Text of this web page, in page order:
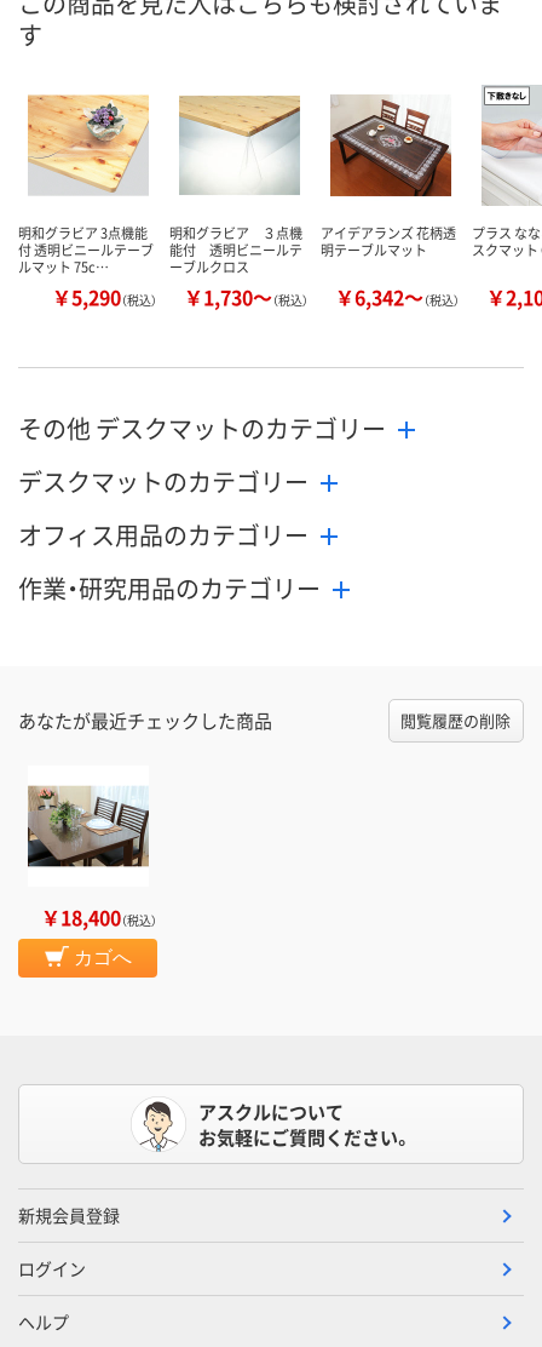
す
明和グラビア 3点機能
付 透明ビニールテーブ
ルマット 75c…
￥5,290（税込）
明和グラビア ３点機
能付 透明ビニールテ
ーブルクロス
￥1,730～（税込）
アイデアランズ 花柄透
明テーブルマット
￥6,342～（税込）
プラス な
スクマッ
￥
その他 デスクマットのカテゴリー
デスクマットのカテゴリー
オフィス用品のカテゴリー
作業・研究用品のカテゴリー
あなたが最近チェックした商品 閲覧履歴の削除
￥18,400（税込）
カゴへ
アスクルについて
お気軽にご質問ください。
新規会員登録
ログイン
ヘルプ